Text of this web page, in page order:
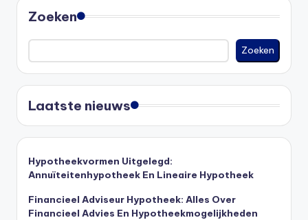
Zoeken
Zoeken
Laatste nieuws
Hypotheekvormen Uitgelegd:
Annuïteitenhypotheek En Lineaire Hypotheek
Financieel Adviseur Hypotheek: Alles Over
Financieel Advies En Hypotheekmogelijkheden